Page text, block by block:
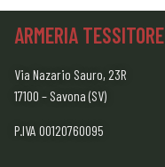
ARMERIA TESSITORE
Via Nazario Sauro, 23R
17100 – Savona (SV)
P.IVA 00120760095